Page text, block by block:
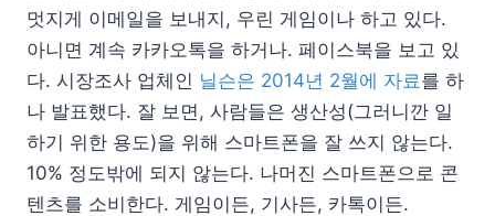
멋지게 이메일을 보내지, 우린 게임이나 하고 있다.
아니면 계속 카카오톡을 하거나. 페이스북을 보고 있
다. 시장조사 업체인 닐슨은 2014년 2월에 자료를 하
나 발표했다. 잘 보면, 사람들은 생산성(그러니깐 일
하기 위한 용도)을 위해 스마트폰을 잘 쓰지 않는다.
10% 정도밖에 되지 않는다. 나머진 스마트폰으로 콘
텐츠를 소비한다. 게임이든, 기사든, 카톡이든.